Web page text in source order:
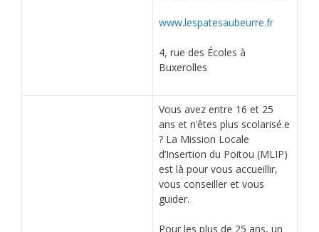
www.lespatesaubeurre.fr
4, rue des Écoles à
Buxerolles
Vous avez entre 16 et 25
ans et n’êtes plus scolarisé.e
? La Mission Locale
d’Insertion du Poitou (MLIP)
est là pour vous accueillir,
vous conseiller et vous
guider.
Pour les plus de 25 ans, un